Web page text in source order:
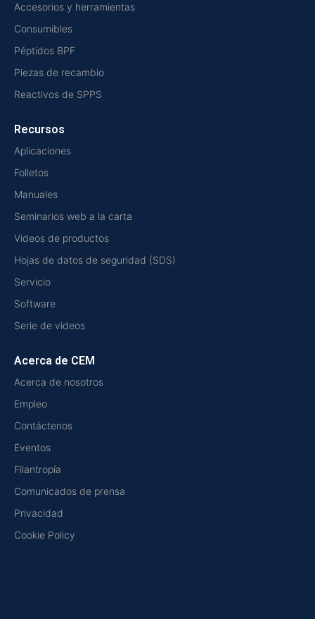
Accesorios y herramientas
Consumibles
Péptidos BPF
Piezas de recambio
Reactivos de SPPS
Recursos
Aplicaciones
Folletos
Manuales
Seminarios web a la carta
Videos de productos
Hojas de datos de seguridad (SDS)
Servicio
Software
Serie de videos
Acerca de CEM
Acerca de nosotros
Empleo
Contáctenos
Eventos
Filantropía
Comunicados de prensa
Privacidad
Cookie Policy